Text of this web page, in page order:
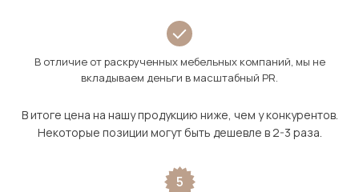
В отличие от раскрученных мебельных компаний, мы не
вкладываем деньги в масштабный PR.
В итоге цена на нашу продукцию ниже, чем у конкурентов.
Некоторые позиции могут быть дешевле в 2-3 раза.
5